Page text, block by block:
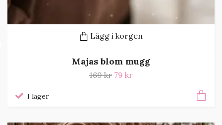
Lägg i korgen
Majas blom mugg
169 kr 79 kr
I lager